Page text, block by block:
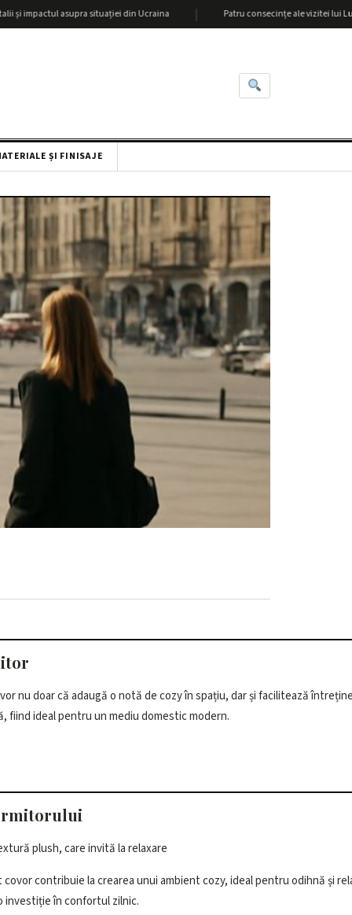
asupra situației din Ucraina | Patru consecințe ale vizitei lui Lukașenka
ȘI FINISAJE
Comfort
fiind ideal pentru un mediu domestic modern.
plush, care invită la relaxare
covor contribuie la crearea unui ambient cozy, ideal pentru odihnă și
investiție în confortul zilnic.